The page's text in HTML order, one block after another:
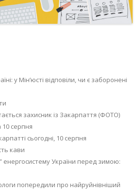
у Мін’юсті відповіли, чи є заборонені
захисник із Закарпаття (ФОТО)
серпня
сьогодні, 10 серпня
кави
енергосистему України перед зимою:
попередили про найруйнівніший